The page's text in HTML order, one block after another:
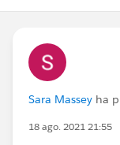
Sara Massey ha
18 ago. 2021 21:55